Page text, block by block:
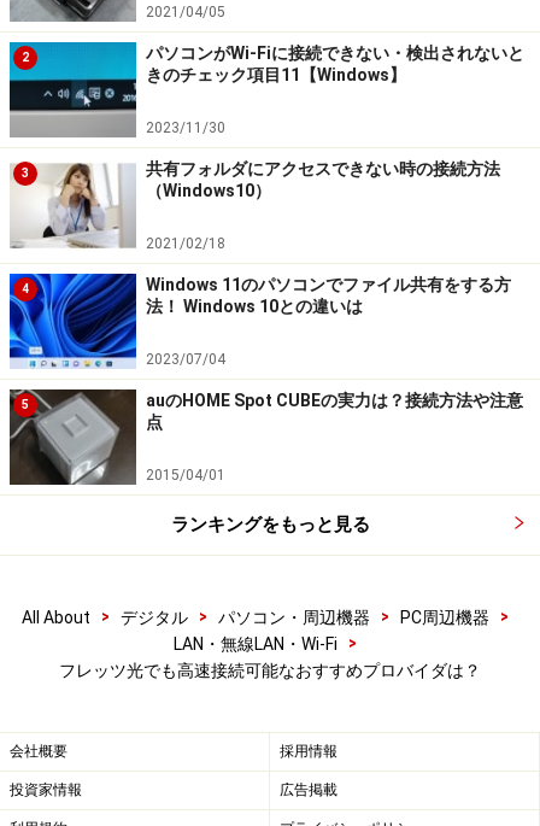
る。料金面のほか自分の好みにあったプロバイダを選択
しよう。
■IIJmioひかり IPoEオプション
IIJmioひかり IPoEオプション
IIJグループの高品質インターネットに対応した
IPv6/IPoE接続を提供。
初期費用：なし 月額料金：800円(税抜)
IPv6/IPoEに合わせて、DS-Liteも利用するには、「DS-
Liteに対応した通信機器を用意の上、
mio
FiberAccess/NFを契約する必要がある。」と記されてい
り。
IPv6/IPoE＋DS-Liteを利用したい場合、2800円（税抜）
の月額料金となる。DS-Liteは、「フレッツ 光ネクスト
2021/04/05
2
パソコンがWi-Fiに接続できない・検出されないと
きのチェック項目11【Windows】
2023/11/30
3
共有フォルダにアクセスできない時の接続方法
（Windows10）
2021/02/18
4
Windows 11のパソコンでファイル共有をする方
法！ Windows 10との違いは
2023/07/04
5
auのHOME Spot CUBEの実力は？接続方法や注意
点
2015/04/01
ランキングをもっと見る
All About > デジタル > パソコン・周辺機器 > PC周辺機器
>
LAN・無線LAN・Wi-Fi
>
フレッツ光でも高速接続可能なおすすめプロバイダは？
会社概要 採用情報
投資家情報 広告掲載